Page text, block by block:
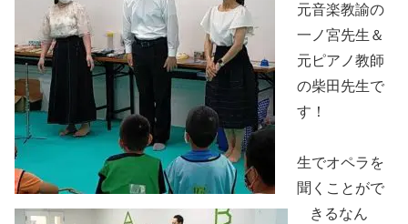
元音楽教諭の
一ノ宮先生＆
元ピアノ教師
の柴田先生で
す！
生でオペラを
聞くことがで
きるなん